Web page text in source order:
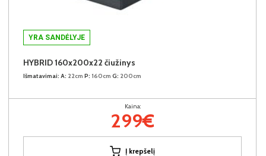
YRA SANDĖLYJE
HYBRID 160x200x22 čiužinys
Išmatavimai: A: 22cm P: 160cm G: 200cm
Kaina:
299€
Į krepšelį